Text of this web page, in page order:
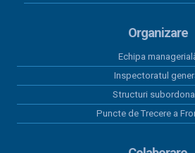
Programul Anual al Achizițiilor
Organizare
Echipa
Inspectoratul
Structuri
Puncte de Trecere a